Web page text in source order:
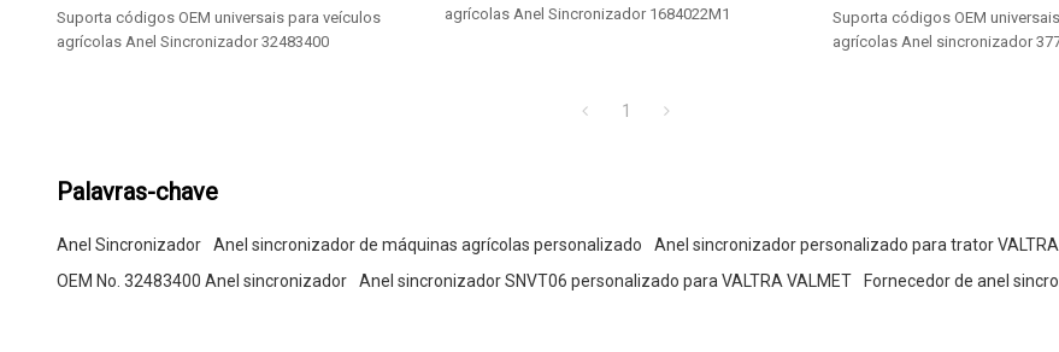
Suporta códigos OEM universais para veículos
agrícolas Anel Sincronizador 32483400
agrícolas Anel Sincronizador 1684022M1
Suporta códigos OEM
agrícolas Anel sincronizador
1
Palavras-chave
Anel Sincronizador Anel sincronizador de máquinas agrícolas personalizado
Anel sincronizador personalizado para trator
OEM No. 32483400 Anel sincronizador
Anel sincronizador SNVT06 personalizado para VALTRA VALMET Fornecedor de anel